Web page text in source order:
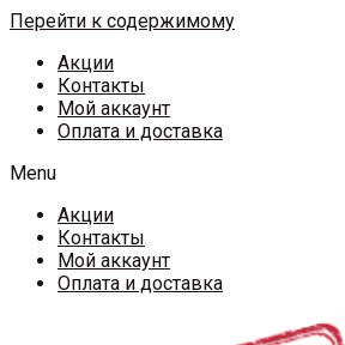
Перейти к содержимому
Акции
Контакты
Мой аккаунт
Оплата и доставка
Menu
Акции
Контакты
Мой аккаунт
Оплата и доставка